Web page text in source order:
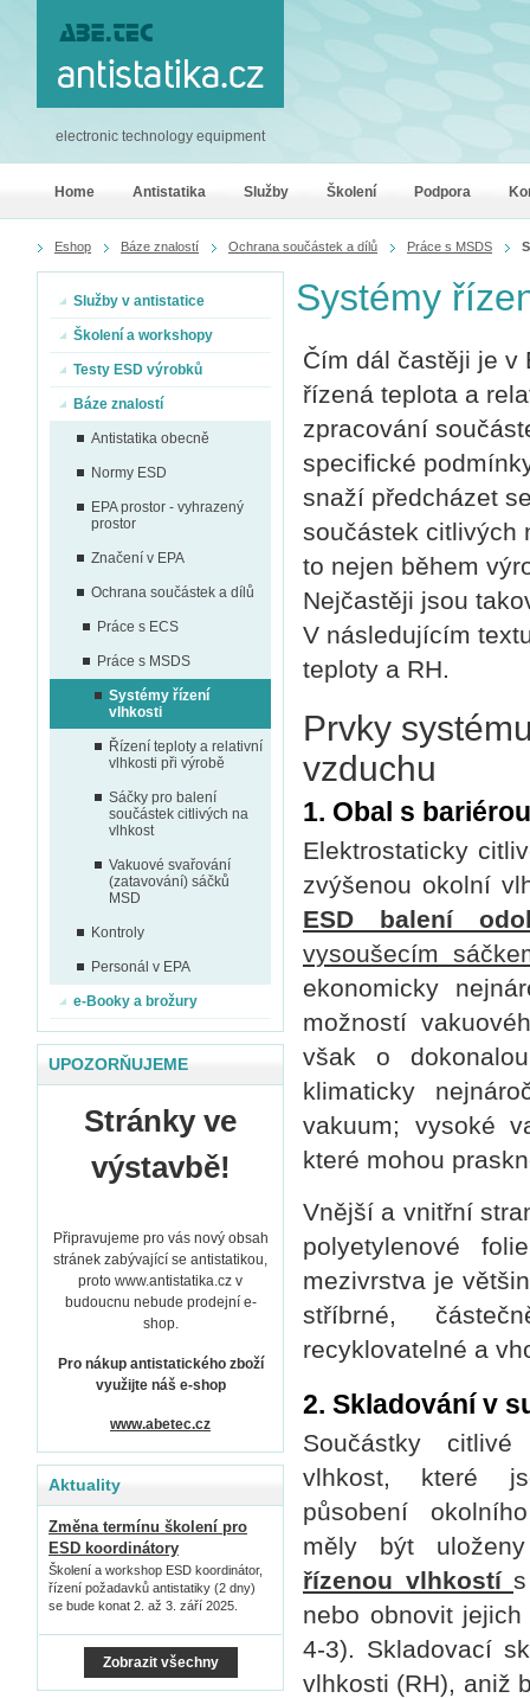
Eshop Báze znalostí Ochrana součástek a dílů Práce s MSDS
Systémy
Čím dál častěji je v
řízená teplota a
zpracování
specifické
snaží předcházet
součástek citlivých
to nejen během
Nejčastěji jsou
V následujícím
teploty a RH.
Prvky
vzduchu
1. Obal s
Elektrostaticky
zvýšenou okolní
ESD balení
vysoušecím
ekonomicky
možností
však o
klimaticky
vakuum; vysoké
které mohou
Vnější a vnitřní
polyetylenové
mezivrstva je
stříbrné,
recyklovatelné a
2. Skladování v
Součástky
vlhkost, které
působení
měly být
řízenou vlhkostí
nebo obnovit
4-3). Skladovací
vlhkosti (RH), aniž
Služby v antistatice
Školení a workshopy
Testy ESD výrobků
Báze znalostí
Antistatika obecně
Normy ESD
EPA prostor - vyhrazený
prostor
Značení v EPA
Ochrana součástek a dílů
Práce s ECS
Práce s MSDS
Systémy řízení
vlhkosti
Řízení teploty a relativní
vlhkosti při výrobě
Sáčky pro balení
součástek citlivých na
vlhkost
Vakuové svařování
(zatavování) sáčků
MSD
Kontroly
Personál v EPA
e-Booky a brožury
UPOZORŇUJEME
Stránky ve
výstavbě!
Připravujeme pro vás nový obsah
stránek zabývající se antistatikou,
proto www.antistatika.cz v
budoucnu nebude prodejní e-
shop.
Pro nákup antistatického zboží
využijte náš e-shop
www.abetec.cz
Aktuality
Změna termínu školení pro
ESD koordinátory
Školení a workshop ESD koordinátor,
řízení požadavků antistatiky (2 dny)
se bude konat 2. až 3. září 2025.
Zobrazit všechny
electronic technology equipment
Home Antistatika Služby Školení Podpora